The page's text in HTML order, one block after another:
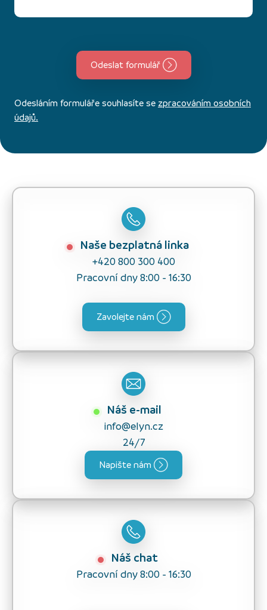
Odeslat formulář
Odesláním formuláře souhlasíte se zpracováním osobních
údajů.
Naše bezplatná linka
+420 800 300 400
Pracovní dny 8:00 - 16:30
Zavolejte nám
Náš e-mail
info@elyn.cz
24/7
Napište nám
Náš chat
Pracovní dny 8:00 - 16:30